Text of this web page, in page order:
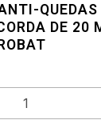
QUEDAS
DE 20